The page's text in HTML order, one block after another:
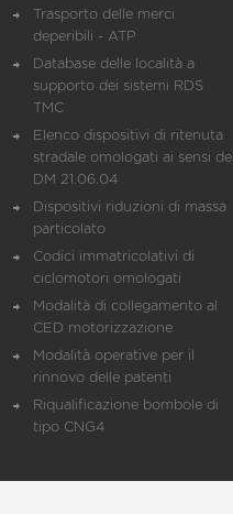
Trasporto delle merci
deperibili - ATP
Database delle località a
supporto dei sistemi RDS
TMC
Elenco dispositivi di ritenuta
stradale omologati ai sensi del
DM 21.06.04
Dispositivi riduzioni di massa
particolato
Codici immatricolativi di
ciclomotori omologati
Modalità di collegamento al
CED motorizzazione
Modalità operative per il
rinnovo delle patenti
Riqualificazione bombole di
tipo CNG4